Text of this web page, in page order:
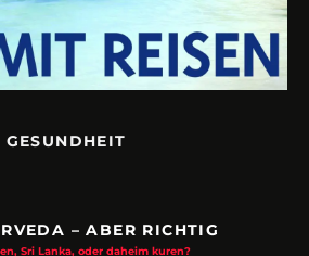
GESUNDHEIT
– ABER RICHTIG
Sri Lanka, oder daheim kuren?